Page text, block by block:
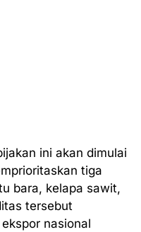
ini akan dimulai
tiga
bara, kelapa sawit,
tersebut
nasional